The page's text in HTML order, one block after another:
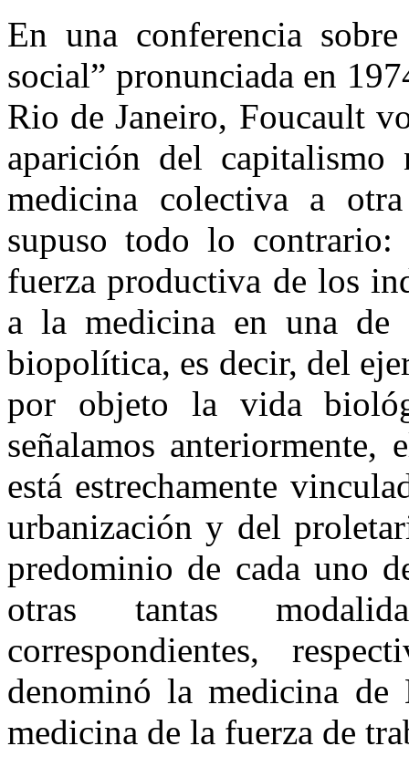
En una conferencia
social” pronunciada en
Rio de Janeiro, Foucault
aparición del
medicina colectiva a
supuso todo lo
fuerza productiva de los
a la medicina en una de
biopolítica, es decir, del
por objeto la vida
señalamos
está estrechamente
urbanización y del
predominio de cada uno
otras tantas
correspondientes,
denominó la medicina
medicina de la fuerza de